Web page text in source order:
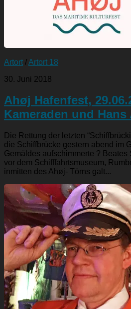
Artort /Artort 18
30. Juni 2018
Ahøj Hafenfest,
Kameraden und
Die Rettung der letzten
die Schiffbrücke gestern abend im
Gemäldes aufschimmerte ? Beates
vor dem Schifffahrtsmuseum,
inmitten des Ahøj- Törns galt...